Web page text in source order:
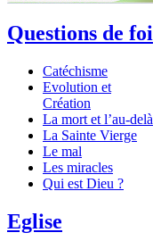
Questions de foi
Catéchisme
Evolution et
Création
La mort et l’au-delà
La Sainte Vierge
Le mal
Les miracles
Qui est Dieu ?
Eglise